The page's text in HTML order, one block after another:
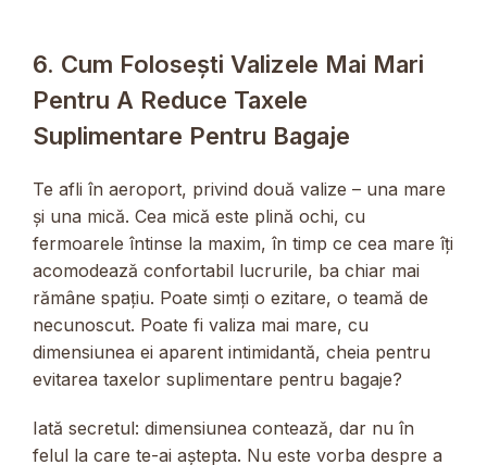
6. Cum Folosești Valizele Mai Mari
Pentru A Reduce Taxele
Suplimentare Pentru Bagaje
Te afli în aeroport, privind două valize – una mare
și una mică. Cea mică este plină ochi, cu
fermoarele întinse la maxim, în timp ce cea mare îți
acomodează confortabil lucrurile, ba chiar mai
rămâne spațiu. Poate simți o ezitare, o teamă de
necunoscut. Poate fi valiza mai mare, cu
dimensiunea ei aparent intimidantă, cheia pentru
evitarea taxelor suplimentare pentru bagaje?
Iată secretul: dimensiunea contează, dar nu în
felul la care te-ai aștepta. Nu este vorba despre a